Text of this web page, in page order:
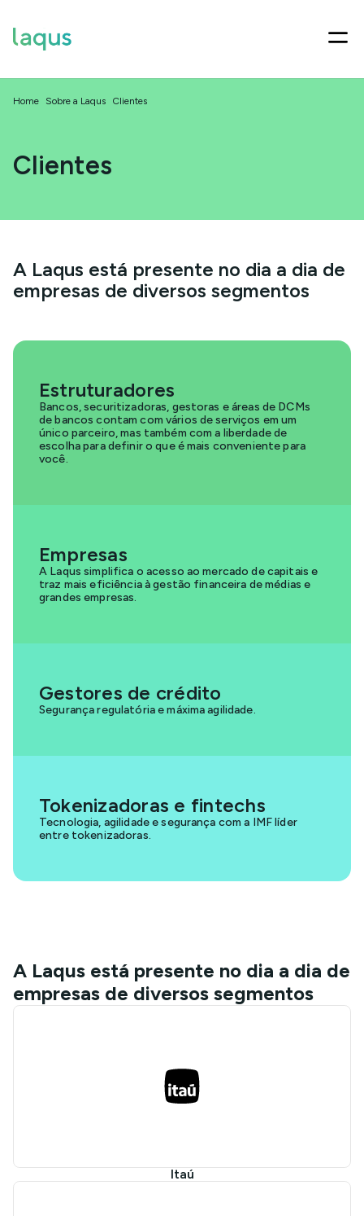
Home Sobre a Laqus Clientes
Clientes
A Laqus está presente no dia a dia de
empresas de diversos segmentos
Estruturadores
Bancos, securitizadoras, gestoras e áreas de DCMs
de bancos contam com vários de serviços em um
único parceiro, mas também com a liberdade de
escolha para definir o que é mais conveniente para
você.
Empresas
A Laqus simplifica o acesso ao mercado de capitais e
traz mais eficiência à gestão financeira de médias e
grandes empresas.
Gestores de crédito
Segurança regulatória e máxima agilidade.
Tokenizadoras e fintechs
Tecnologia, agilidade e segurança com a IMF líder
entre tokenizadoras.
A Laqus está presente no dia a dia de
empresas de diversos segmentos
Itaú